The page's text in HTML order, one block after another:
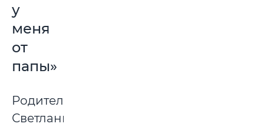
у
меня
от
папы»
Родители
Светланы